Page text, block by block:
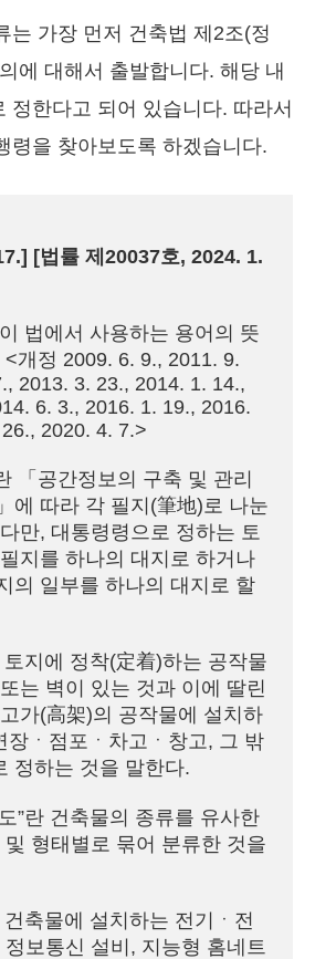
는 가장 먼저 건축법 제2조(정
에 대해서 출발합니다. 해당 내
정한다고 되어 있습니다. 따라서
령을 찾아보도록 하겠습니다.
[법률 제20037호, 2024. 1.
법에서 사용하는 용어의 뜻
개정 2009. 6. 9., 2011. 9.
2013. 3. 23., 2014. 1. 14.,
6. 3., 2016. 1. 19., 2016.
2020. 4. 7.>
「공간정보의 구축 및 관리
에 따라 각 필지(筆地)로 나눈
만, 대통령령으로 정하는 토
지를 하나의 대지로 하거나
의 일부를 하나의 대지로 할
토지에 정착(定着)하는 공작물
는 벽이 있는 것과 이에 딸린
가(高架)의 공작물에 설치하
장ㆍ점포ㆍ차고ㆍ창고, 그 밖
정하는 것을 말한다.
”란 건축물의 종류를 유사한
형태별로 묶어 분류한 것을
건축물에 설치하는 전기ㆍ전
보통신 설비, 지능형 홈네트